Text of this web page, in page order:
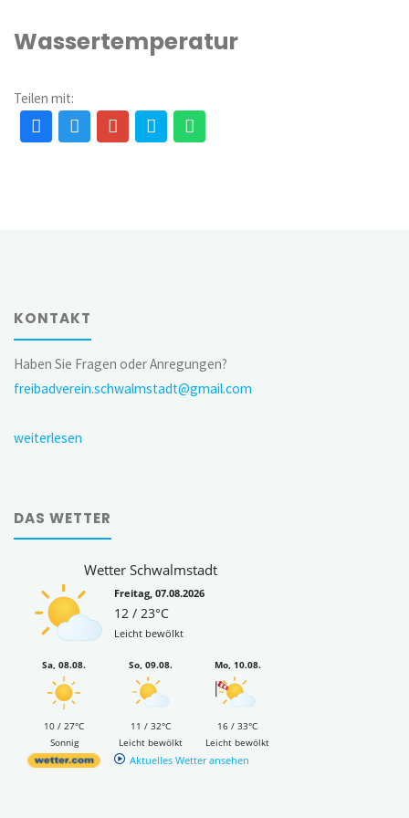
Wassertemperatur
Teilen mit:
KONTAKT
Haben Sie Fragen oder Anregungen?
freibadverein.schwalmstadt@gmail.com
weiterlesen
DAS WETTER
Wetter Schwalmstadt
Freitag, 07.08.2026
12 / 23°C
Leicht bewölkt
Sa, 08.08.
10 / 27°C
Sonnig
So, 09.08.
11 / 32°C
Leicht bewölkt
Mo, 10.08.
16 / 33°C
Leicht bewölkt
Aktuelles Wetter ansehen